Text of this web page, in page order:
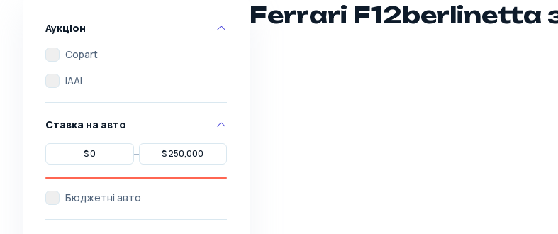
Аукціон
Copart
IAAI
Ставка на авто
Бюджетні авто
Ferrari F12berlinetta